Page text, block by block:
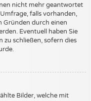
nicht mehr geantwortet
falls vorhanden,
Gründen durch einen
Eventuell haben Sie
zu schließen, sofern dies
Bilder, welche mit